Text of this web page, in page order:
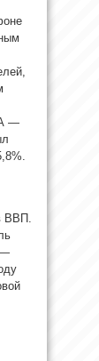
—
ВВП.
—